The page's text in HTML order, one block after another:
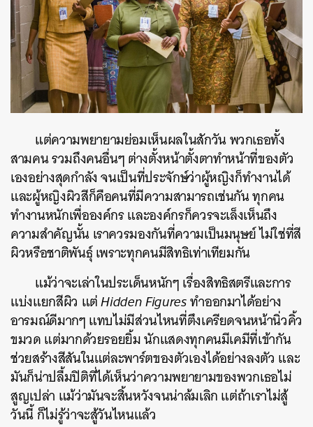
แต่ความพยายามย่อมเห็นผลในสักวัน พวกเธอทั้ง
สามคน รวมถึงคนอื่นๆ ต่างตั้งหน้าตั้งตาทำหน้าที่ของตัว
เองอย่างสุดกำลัง จนเป็นที่ประจักษ์ว่าผู้หญิงก็ทำงานได้
และผู้หญิงผิวสีก็คือคนที่มีความสามารถเช่นกัน ทุกคน
ทำงานหนักเพื่อองค์กร และองค์กรก็ควรจะเล็งเห็นถึง
ความสำคัญนั้น เราควรมองกันที่ความเป็นมนุษย์ ไม่ใช่ที่สี
ผิวหรือชาติพันธุ์ เพราะทุกคนมีสิทธิเท่าเทียมกัน
แม้ว่าจะเล่าในประเด็นหนักๆ เรื่องสิทธิสตรีและการ
แบ่งแยกสีผิว แต่Hidden Figuresทำออกมาได้อย่าง
อารมณ์ดีมากๆ แทบไม่มีส่วนไหนที่ตึงเครียดจนหน้านิ่วคิ้ว
ขมวด แต่มากด้วยรอยยิ้ม นักแสดงทุกคนมีเคมีที่เข้ากัน
ช่วยสร้างสีสันในแต่ละพาร์ตของตัวเองได้อย่างลงตัว และ
มันก็น่าปลื้มปิติที่ได้เห็นว่าความพยายามของพวกเธอไม่
สูญเปล่า แม้ว่ามันจะสิ้นหวังจนน่าล้มเลิก แต่ถ้าเราไม่สู้
วันนี้ ก็ไม่รู้ว่าจะสู้วันไหนแล้ว